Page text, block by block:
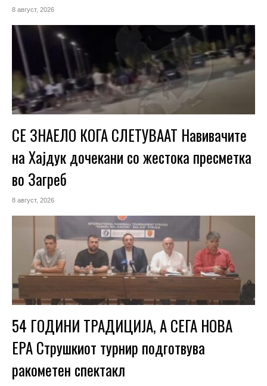
8 август, 2026
СЕ ЗНАЕЛО КОГА СЛЕТУВААТ Навивачите
на Хајдук дочекани со жестока пресметка
во Загреб
8 август, 2026
54 ГОДИНИ ТРАДИЦИЈА, А СЕГА НОВА
ЕРА Струшкиот турнир подготвува
ракометен спектакл